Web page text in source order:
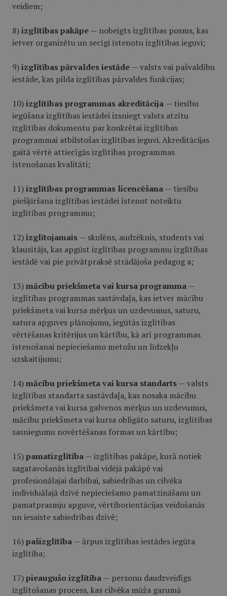
veidiem;
8)izglītības pakāpe— nobeigts izglītības posms, kas
ietver organizētu un secīgi īstenotu izglītības ieguvi;
9)izglītības pārvaldes iestāde— valsts vai pašvaldību
iestāde, kas pilda izglītības pārvaldes funkcijas;
10)izglītības programmas akreditācija— tiesību
iegūšana izglītības iestādei izsniegt valsts atzītu
izglītības dokumentu par konkrētai izglītības
programmai atbilstošas izglītības ieguvi. Akreditācijas
gaitā vērtē attiecīgās izglītības programmas
īstenošanas kvalitāti;
11)izglītības programmas licencēšana— tiesību
piešķiršana izglītības iestādei īstenot noteiktu
izglītības programmu;
12)izglītojamais— skolēns, audzēknis, students vai
klausītājs, kas apgūst izglītības programmu izglītības
iestādē vai pie privātpraksē strādājoša pedagog a;
13)mācību priekšmeta vai kursa programma—
izglītības programmas sastāvdaļa, kas ietver mācību
priekšmeta vai kursa mērķus un uzdevumus, saturu,
satura apguves plānojumu, iegūtās izglītības
vērtēšanas kritērijus un kārtību, kā arī programmas
īstenošanai nepieciešamo metožu un līdzekļu
uzskaitījumu;
14)mācību priekšmeta vai kursa standarts— valsts
izglītības standarta sastāvdaļa, kas nosaka mācību
priekšmeta vai kursa galvenos mērķus un uzdevumus,
mācību priekšmeta vai kursa obligāto saturu, izglītības
sasniegumu novērtēšanas formas un kārtību;
15)pamatizglītība— izglītības pakāpe, kurā notiek
sagatavošanās izglītībai vidējā pakāpē vai
profesionālajai darbībai, sabiedrības un cilvēka
individuālajā dzīvē nepieciešamo pamatzināšanu un
pamatprasmju apguve, vērtīborientācijas veidošanās
un iesaiste sabiedrības dzīvē;
16)pašizglītība— ārpus izglītības iestādes iegūta
izglītība;
17)pieaugušo izglītība— personu daudzveidīgs
izglītošanas process, kas cilvēka mūža garumā